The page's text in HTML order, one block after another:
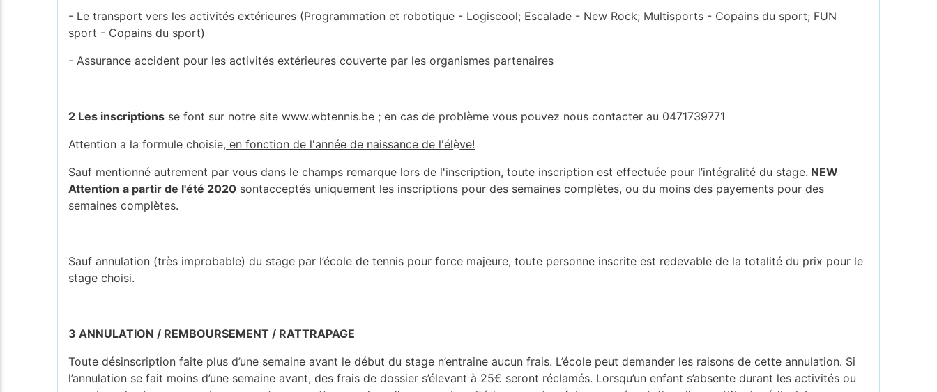
- Le transport vers les activités extérieures (Programmation et robotique - Logiscool; Escalade - New Rock; Multisports - Copains du sport; FUN
sport - Copains du sport)
- Assurance accident pour les activités extérieures couverte par les organismes partenaires
2 Les inscriptions se font sur notre site www.wbtennis.be ; en cas de problème vous pouvez nous contacter au 0471739771
Attention a la formule choisie, en fonction de l'année de naissance de l'élève!
Sauf mentionné autrement par vous dans le champs remarque lors de l'inscription, toute inscription est effectuée pour l’intégralité du stage. NEW
Attention a partir de l'été 2020 sontacceptés uniquement les inscriptions pour des semaines complètes, ou du moins des payements pour des
semaines complètes.
Sauf annulation (très improbable) du stage par l’école de tennis pour force majeure, toute personne inscrite est redevable de la totalité du prix pour le
stage choisi.
3 ANNULATION / REMBOURSEMENT / RATTRAPAGE
Toute désinscription faite plus d’une semaine avant le début du stage n’entraine aucun frais. L’école peut demander les raisons de cette annulation. Si
l’annulation se fait moins d’une semaine avant, des frais de dossier s’élevant à 25€ seront réclamés. Lorsqu’un enfant s’absente durant les activités ou